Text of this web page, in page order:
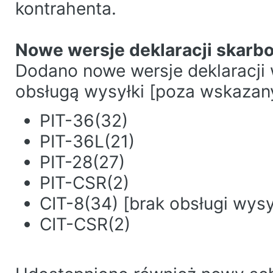
kontrahenta.
Nowe wersje deklaracji
Dodano nowe wersje deklaracji
obsługą wysyłki [poza
PIT-36(32)
PIT-36L(21)
PIT-28(27)
PIT-CSR(2)
CIT-8(34) [brak obsługi
CIT-CSR(2)